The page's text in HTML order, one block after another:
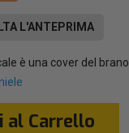
L'ANTEPRIMA
è una cover del brano
al Carrello